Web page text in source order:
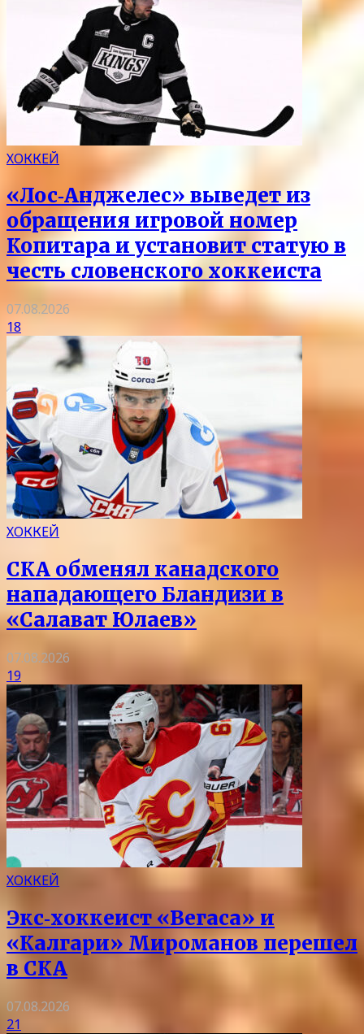
ХОККЕЙ
«Лос‑Анджелес» выведет из
обращения игровой номер
Копитара и установит статую в
честь словенского хоккеиста
07.08.2026
18
ХОККЕЙ
СКА обменял канадского
нападающего Бландизи в
«Салават Юлаев»
07.08.2026
19
ХОККЕЙ
Экс‑хоккеист «Вегаса» и
«Калгари» Мироманов перешел
в СКА
07.08.2026
21